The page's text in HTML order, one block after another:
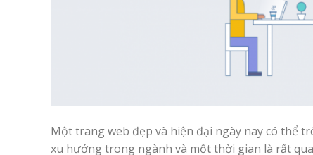
Một trang web đẹp và hiện đại ngày nay có thể
xu hướng trong ngành và mốt thời gian là rất